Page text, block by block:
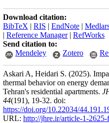
Download citation:
BibTeX | RIS | EndNote |
| Reference Manager| RefWorks
Send citation to:
Mendeley
Zotero
Askari A, Heidari S. (2025).
thermal behavior on energy
Tehran's residential apartments.
44(191), 19-32. doi:
https://doi.org/10.22034/
URL: http://jhre.ir/article-1-2625-